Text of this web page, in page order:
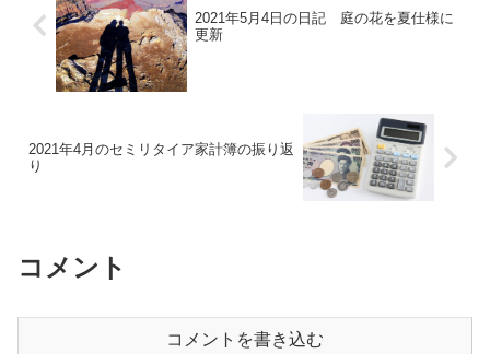
2021年5月4日の日記 庭の花を夏仕様に
更新
2021年4月のセミリタイア家計簿の振り返
り
コメント
コメントを書き込む